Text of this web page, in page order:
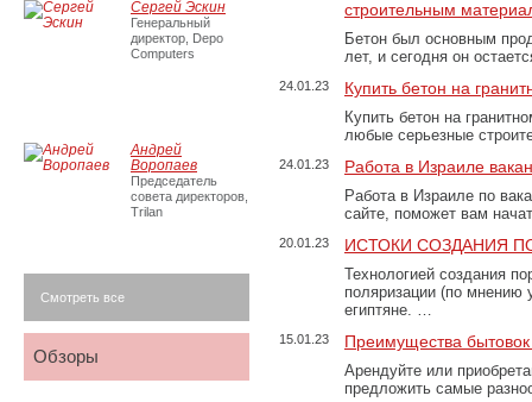
строительным
Бетон был основным
лет, и сегодня он
24.01.23 Купить бетон на
Купить бетон на
любые серьезные
24.01.23 Работа в Израиле
Работа в Израиле по
сайте, поможет вам
20.01.23 ИСТОКИ СОЗДАНИЯ
Технологией создания
поляризации (по
египтяне. …
15.01.23 Преимущества
Арендуйте или
предложить самые
Сергей Эскин
Генеральный
директор, Depo
Computers
Андрей
Воропаев
Председатель
совета директоров,
Trilan
Смотреть все
Обзоры